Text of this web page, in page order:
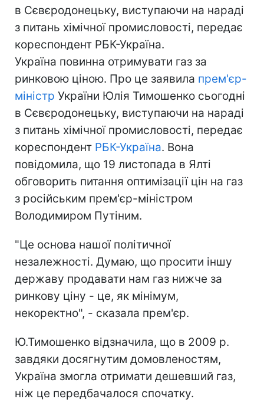
в Сєвєродонецьку, виступаючи на нараді
з питань хімічної промисловості, передає
кореспондент РБК-Україна.
Україна повинна отримувати газ за
ринковою ціною. Про це заявила прем'єр-
міністр України Юлія Тимошенко сьогодні
в Сєвєродонецьку, виступаючи на нараді
з питань хімічної промисловості, передає
кореспондент РБК-Україна. Вона
повідомила, що 19 листопада в Ялті
обговорить питання оптимізації цін на газ
з російським прем'єр-міністром
Володимиром Путіним.
"Це основа нашої політичної
незалежності. Думаю, що просити іншу
державу продавати нам газ нижче за
ринкову ціну - це, як мінімум,
некоректно", - сказала прем'єр.
Ю.Тимошенко відзначила, що в 2009 р.
завдяки досягнутим домовленостям,
Україна змогла отримати дешевший газ,
ніж це передбачалося спочатку.